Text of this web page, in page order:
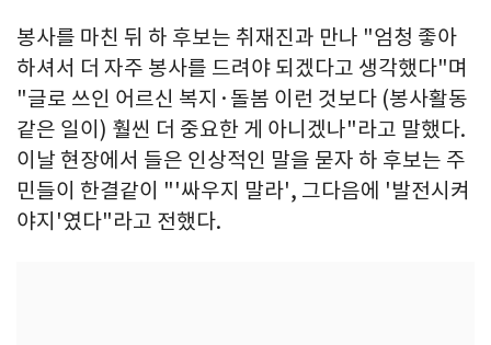
봉사를 마친 뒤 하 후보는 취재진과 만나 "엄청 좋아
하셔서 더 자주 봉사를 드려야 되겠다고 생각했다"며
"글로 쓰인 어르신 복지·돌봄 이런 것보다 (봉사활동
같은 일이) 훨씬 더 중요한 게 아니겠나"라고 말했다.
이날 현장에서 들은 인상적인 말을 묻자 하 후보는 주
민들이 한결같이 "'싸우지 말라', 그다음에 '발전시켜
야지'였다"라고 전했다.